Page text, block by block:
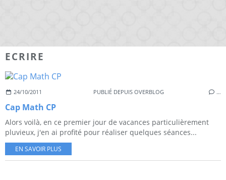
ECRIRE
24/10/2011 PUBLIÉ DEPUIS OVERBLOG …
Cap Math CP
Alors voilà, en ce premier jour de vacances particulièrement
pluvieux, j'en ai profité pour réaliser quelques séances...
EN SAVOIR PLUS